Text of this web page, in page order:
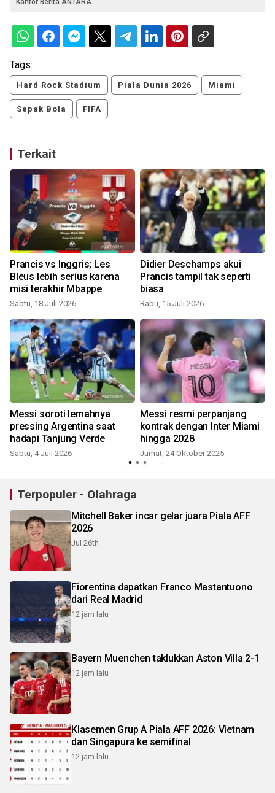
Tags:
Hard Rock Stadium Piala Dunia 2026 Miami
Sepak Bola FIFA
Terkait
Prancis vs Inggris; Les
Bleus lebih serius karena
misi terakhir Mbappe
Sabtu, 18 Juli 2026
Didier Deschamps akui
Prancis tampil tak seperti
biasa
Rabu, 15 Juli 2026
Messi soroti lemahnya
pressing Argentina saat
hadapi Tanjung Verde
Sabtu, 4 Juli 2026
Messi resmi perpanjang
kontrak dengan Inter Miami
hingga 2028
Jumat, 24 Oktober 2025
Terpopuler - Olahraga
Mitchell Baker incar gelar juara Piala AFF
2026
Jul 26th
Fiorentina dapatkan Franco Mastantuono
dari Real Madrid
12 jam lalu
Bayern Muenchen taklukkan Aston Villa 2-1
12 jam lalu
Klasemen Grup A Piala AFF 2026: Vietnam
dan Singapura ke semifinal
12 jam lalu